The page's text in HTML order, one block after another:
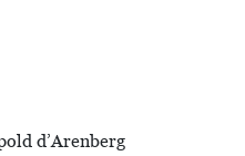
d’Arenberg